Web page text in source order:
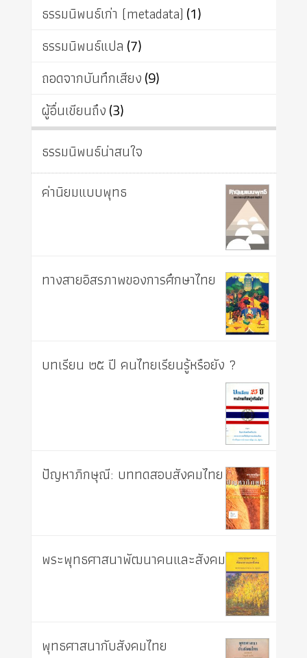
ธรรมนิพนธ์เก่า (metadata) (1)
ธรรมนิพนธ์แปล (7)
ถอดจากบันทึกเสียง(9)
ผู้อื่นเขียนถึง(3)
ธรรมนิพนธ์น่าสนใจ
ค่านิยมแบบพุทธ
ทางสายอิสรภาพของการศึกษาไทย
บทเรียน ๒๕ ปี คนไทยเรียนรู้หรือยัง ?
ปัญหาภิกษุณี: บททดสอบสังคมไทย
พระพุทธศาสนาพัฒนาคนและสังคม
พุทธศาสนากับสังคมไทย